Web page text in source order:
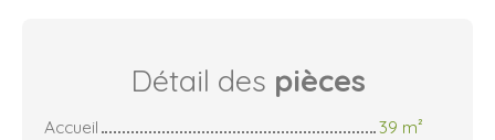
Détail des pièces
Accueil
39 m²